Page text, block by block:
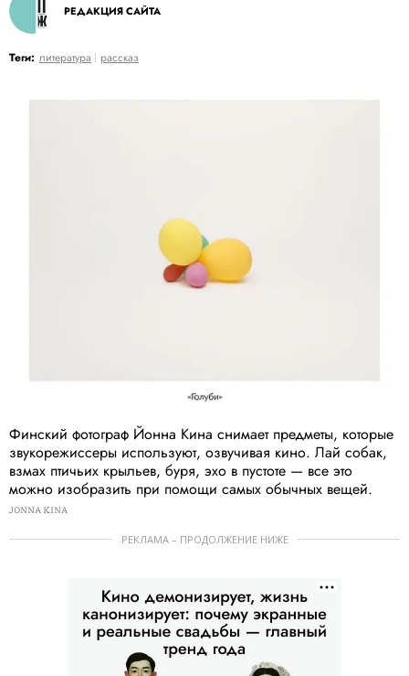
РЕДАКЦИЯ САЙТА
Теги: литература рассказ
Финский фотограф Йонна Кина снимает предметы, которые
звукорежиссеры используют, озвучивая кино. Лай собак,
взмах птичьих крыльев, буря, эхо в пустоте — все это
можно изобразить при помощи самых обычных вещей.
JONNA KINA
РЕКЛАМА – ПРОДОЛЖЕНИЕ НИЖЕ